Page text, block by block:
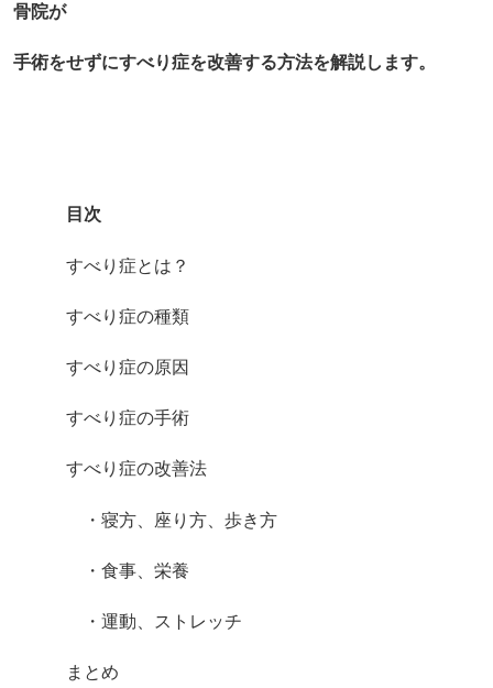
骨院が
手術をせずにすべり症を改善する方法を解説します。
目次
すべり症とは？
すべり症の種類
すべり症の原因
すべり症の手術
すべり症の改善法
・寝方、座り方、歩き方
・食事、栄養
・運動、ストレッチ
まとめ